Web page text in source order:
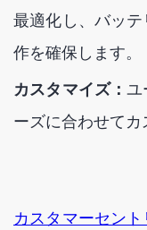
最適化し、バッ
作を確保します。
カスタマイズ：ユ
ーズに合わせてカ
カスタマーセン